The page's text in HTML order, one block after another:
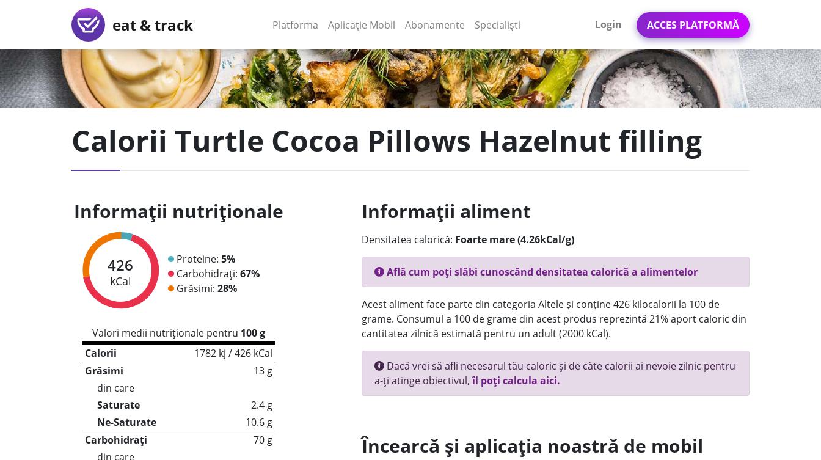
eat & track Platforma (current)
Aplicație Mobil (current)
Abonamente Specialiști Login ACCES PLATFORMĂ
Calorii Turtle Cocoa Pillows Hazelnut filling
Informații nutriționale
426
kCal
Proteine: 5%
Carbohidrați: 67%
Grăsimi: 28%
Valori medii nutriționale pentru 100 g
Calorii
1782 kj / 426 kCal
Grăsimi
13 g
din care
Saturate
2.4 g
Ne-Saturate
10.6 g
Carbohidrați
70 g
din care
Informații aliment
Densitatea calorică: Foarte mare (4.26kCal/g)
Află cum poți slăbi cunoscând densitatea calorică a alimentelor
Acest aliment face parte din categoria Altele și conține 426 kilocalorii la 100 de
grame. Consumul a 100 de grame din acest produs reprezintă 21% aport caloric din
cantitatea zilnică estimată pentru un adult (2000 kCal).
Dacă vrei să afli necesarul tău caloric și de câte calorii ai nevoie zilnic pentru
a-ți atinge obiectivul,îl poți calcula aici.
Încearcă și aplicația noastră de mobil